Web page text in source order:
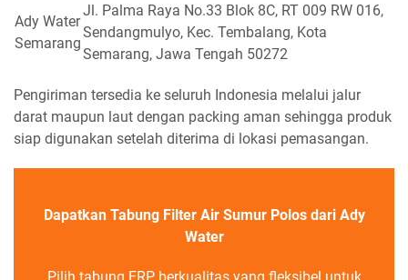
Ady Water
Semarang
Jl. Palma Raya No.33 Blok 8C, RT 009 RW 016,
Sendangmulyo, Kec. Tembalang, Kota
Semarang, Jawa Tengah 50272
Pengiriman tersedia ke seluruh Indonesia melalui jalur
darat maupun laut dengan packing aman sehingga produk
siap digunakan setelah diterima di lokasi pemasangan.
Dapatkan Tabung Filter Air Sumur Polos dari Ady
Water
Pilih tabung FRP berkualitas yang fleksibel untuk